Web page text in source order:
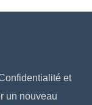
et
un nouveau